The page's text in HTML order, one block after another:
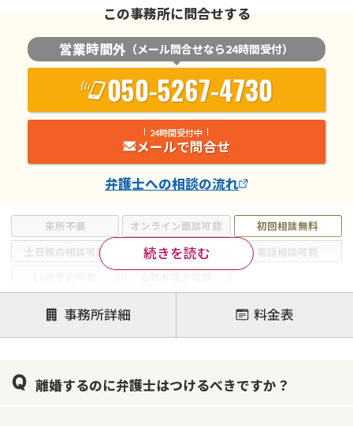
来所不要 オンライン面談可能
初回相談無料
土日祝の相談可能
19時以降電話可能
電話相談可能
注力案件
離婚前相談
離婚調停
離婚裁判
不貞・不倫慰謝料請求
国際離婚
養育費問題
続きを読む
この事務所に問合せする
営業時間外 （メール問合せなら24時間受付）
050-5267-4730
24時間受付中
メールで問合せ
弁護士への相談の流れ
事務所詳細 料金表
離婚するのに弁護士はつけるべきですか？